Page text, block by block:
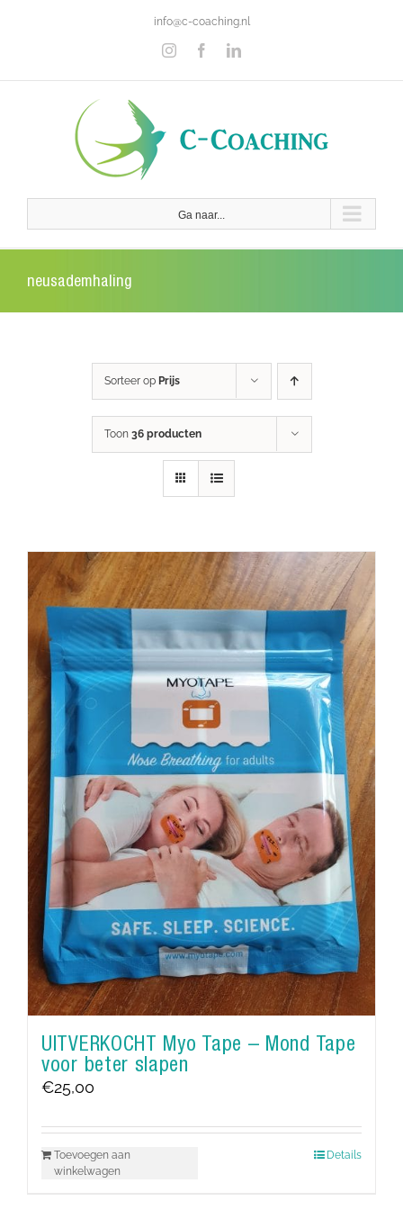
info@c-coaching.nl
InstagramFacebookLinkedIn
Ga naar...
neusademhaling
Sorteer op Prijs
Toon 36 producten
UITVERKOCHT Myo Tape – Mond Tape
voor beter slapen
€25,00
Toevoegen aan
winkelwagen
Details